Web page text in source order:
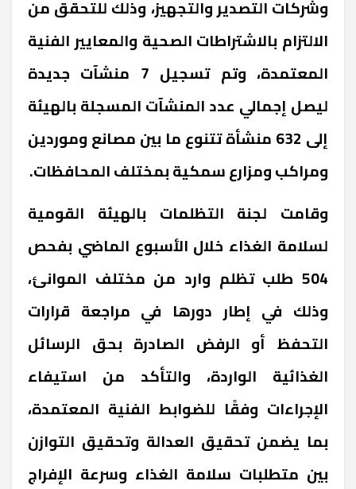
وشركات التصدير والتجهيز، وذلك للتحقق من
الالتزام بالاشتراطات الصحية والمعايير الفنية
المعتمدة، وتم تسجيل 7 منشآت جديدة
ليصل إجمالي عدد المنشآت المسجلة بالهيئة
إلى 632 منشأة تتنوع ما بين مصانع وموردين
ومراكب ومزارع سمكية بمختلف المحافظات.
وقامت لجنة التظلمات بالهيئة القومية
لسلامة الغذاء خلال الأسبوع الماضي بفحص
504 طلب تظلم وارد من مختلف الموانئ،
وذلك في إطار دورها في مراجعة قرارات
التحفظ أو الرفض الصادرة بحق الرسائل
الغذائية الواردة، والتأكد من استيفاء
الإجراءات وفقًا للضوابط الفنية المعتمدة،
بما يضمن تحقيق العدالة وتحقيق التوازن
بين متطلبات سلامة الغذاء وسرعة الإفراج